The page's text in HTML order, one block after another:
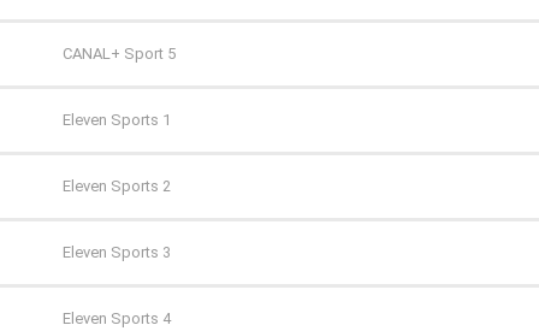
TV Puls
TV Puls 2
TVN 7
TVP HD
TVP Kultura
AXN White
BBC First
CANAL+ 1
CANAL+ 360
CANAL+ 4K Ultra HD
CANAL+ Sport 5
Eleven Sports 1
Eleven Sports 2
Eleven Sports 3
Eleven Sports 4